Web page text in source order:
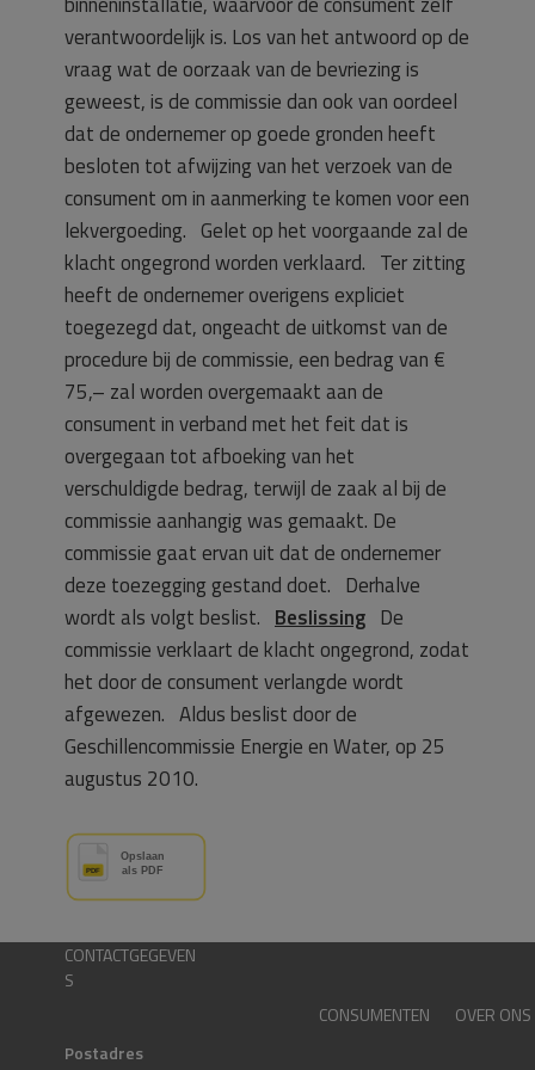
verantwoordelijk is. Los van het antwoord op de
vraag wat de oorzaak van de bevriezing is
geweest, is de commissie dan ook van oordeel
dat de ondernemer op goede gronden heeft
besloten tot afwijzing van het verzoek van de
consument om in aanmerking te komen voor een
lekvergoeding. Gelet op het voorgaande zal de
klacht ongegrond worden verklaard. Ter zitting
heeft de ondernemer overigens expliciet
toegezegd dat, ongeacht de uitkomst van de
procedure bij de commissie, een bedrag van €
75,– zal worden overgemaakt aan de
consument in verband met het feit dat is
overgegaan tot afboeking van het
verschuldigde bedrag, terwijl de zaak al bij de
commissie aanhangig was gemaakt. De
commissie gaat ervan uit dat de ondernemer
deze toezegging gestand doet. Derhalve
wordt als volgt beslist. Beslissing De
commissie verklaart de klacht ongegrond, zodat
het door de consument verlangde wordt
afgewezen. Aldus beslist door de
Geschillencommissie Energie en Water, op 25
augustus 2010.
CONTACTGEGEVEN
S
Postadres
CONSUMENTEN OVER ONS